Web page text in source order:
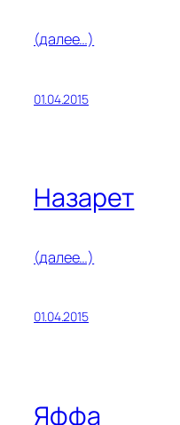
(далее…)
01.04.2015
Назарет
(далее…)
01.04.2015
Яффа